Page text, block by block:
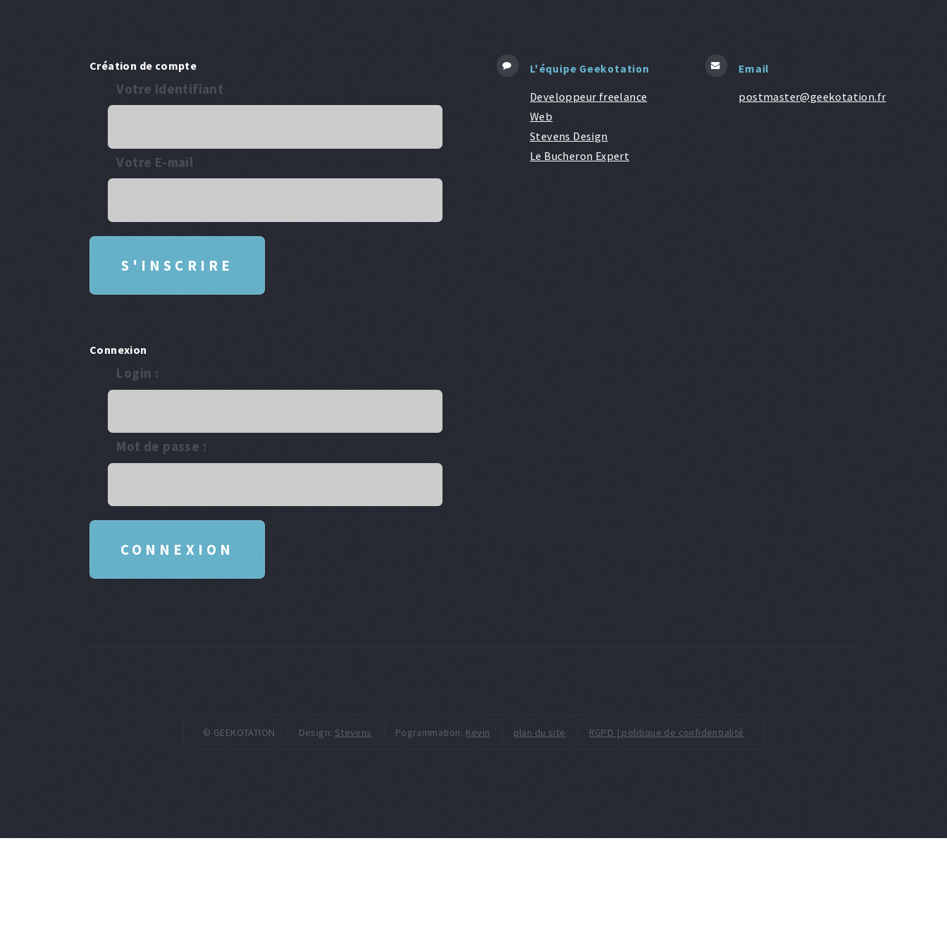
Création de compte
Votre Identifiant
Votre E-mail
Connexion
Login :
Mot de passe :
L'équipe Geekotation
Developpeur freelance
Web
Stevens Design
Le Bucheron Expert
Email
postmaster@geekotation.fr
© GEEKOTATION. Design: Stevens Pogrammation: Kevin plan du site RGPD | politique de confidentialité